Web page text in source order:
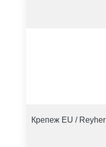
Крепеж EU / Reyher